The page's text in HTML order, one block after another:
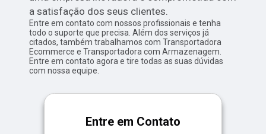
a satisfação dos seus clientes.
Entre em contato com nossos profissionais e tenha
todo o suporte que precisa. Além dos serviços já
citados, também trabalhamos com Transportadora
Ecommerce e Transportadora com Armazenagem.
Entre em contato agora e tire todas as suas dúvidas
com nossa equipe.
Entre em Contato